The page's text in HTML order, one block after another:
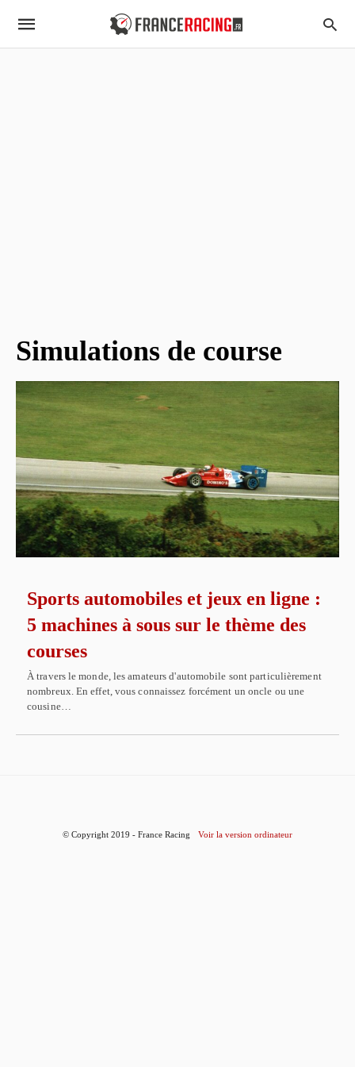
Simulations de course
Sports automobiles et jeux en ligne :
5 machines à sous sur le thème des
courses
À travers le monde, les amateurs d'automobile sont particulièrement
nombreux. En effet, vous connaissez forcément un oncle ou une
cousine…
© Copyright 2019 - France Racing Voir la version ordinateur